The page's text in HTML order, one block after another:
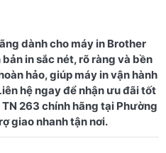
dành cho máy in Brother
in sắc nét, rõ ràng và bền
hảo, giúp máy in vận hành
hệ ngay để nhận ưu đãi tốt
263 chính hãng tại Phường